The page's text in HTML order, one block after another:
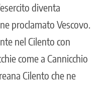
diventa
proclamato Vescovo.
nel Cilento con
come a Cannicchio
Cilento che ne